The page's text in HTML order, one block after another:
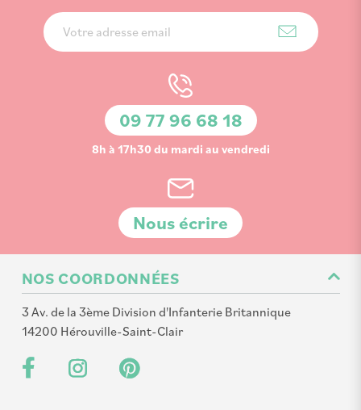
Inscription
à
09 77 96 68 18
8h à 17h30 du mardi au vendredi
Nous écrire
NOS COORDONNÉES
3 Av. de la 3ème Division d'Infanterie Britannique
14200 Hérouville-Saint-Clair